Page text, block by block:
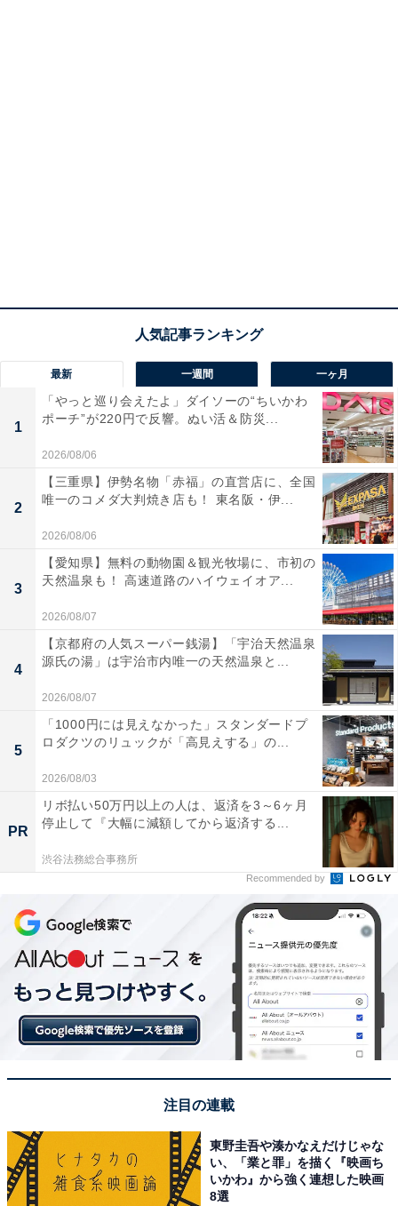
最新 一週間 一ヶ月
1
「やっと巡り会えたよ」ダイソーの“ちいかわ
ポーチ”が220円で反響。ぬい活＆防災...
2026/08/06
2
【三重県】伊勢名物「赤福」の直営店に、全国
唯一のコメダ大判焼き店も！ 東名阪・伊...
2026/08/06
3
【愛知県】無料の動物園＆観光牧場に、市初の
天然温泉も！ 高速道路のハイウェイオア...
2026/08/07
4
【京都府の人気スーパー銭湯】「宇治天然温泉
源氏の湯」は宇治市内唯一の天然温泉と...
2026/08/07
5
「1000円には見えなかった」スタンダードプ
ロダクツのリュックが「高見えする」の...
2026/08/03
PR
リボ払い50万円以上の人は、返済を3～6ヶ月
停止して『大幅に減額してから返済する...
渋谷法務総合事務所
Recommended by
注目の連載
東野圭吾や湊かなえだけじゃな
い、「業と罪」を描く『映画ち
いかわ』から強く連想した映画
8選